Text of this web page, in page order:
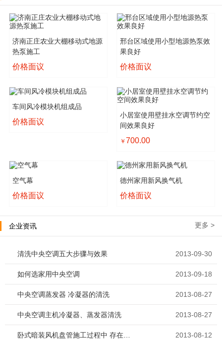
济南正庄农业大棚移动式地源
热泵施工
价格面议
邢台区域使用小型地源热泵效
果良好
价格面议
车间风冷模块机组成品
价格面议
小居室使用壁挂水空调节约空
间效果良好
￥ 700.00
空气幕
价格面议
德州家用新风换气机
价格面议
企业资讯 更多 >
清洗中央空调五大步骤与效果 2013-09-30
如何选家用中央空调 2013-09-18
中央空调蒸发器 冷凝器的清洗 2013-08-27
中央空调主机冷凝器、蒸发器清洗 2013-08-27
2013-08-12